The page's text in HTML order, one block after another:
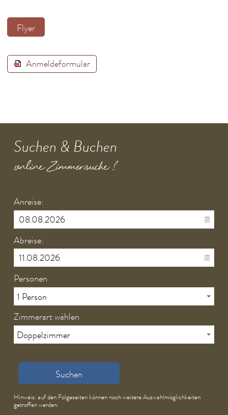
Flyer
Anmeldeformular
Suchen & Buchen
online Zimmersuche !
Anreise:
Abreise:
Personen
Zimmerart wählen
Suchen
Hinweis: auf den Folgeseiten können noch weitere Auswahlmöglichkeiten
getroffen werden.